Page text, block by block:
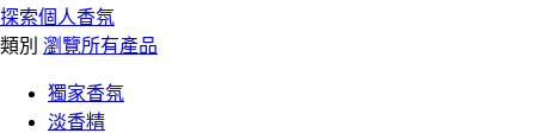
探索個人香氛
類別 瀏覽所有產品
獨家香氛
淡香精